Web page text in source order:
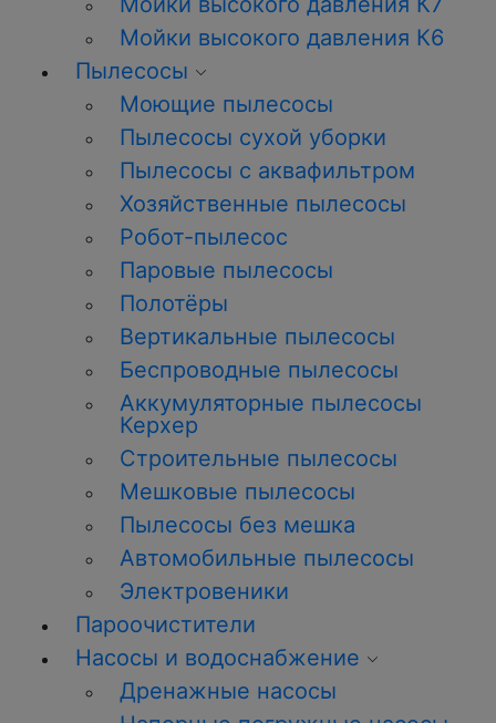
Мойки высокого давления К6
Пылесосы
Моющие пылесосы
Пылесосы сухой уборки
Пылесосы с аквафильтром
Хозяйственные пылесосы
Робот-пылесос
Паровые пылесосы
Полотёры
Вертикальные пылесосы
Беспроводные пылесосы
Аккумуляторные пылесосы
Керхер
Строительные пылесосы
Мешковые пылесосы
Пылесосы без мешка
Автомобильные пылесосы
Электровеники
Пароочистители
Насосы и водоснабжение
Дренажные насосы